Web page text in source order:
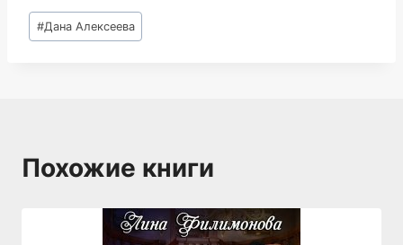
Метки
записи:
#Дана Алексеева
Похожие книги